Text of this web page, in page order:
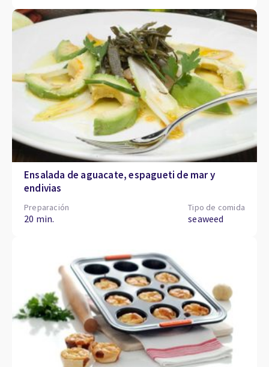
Ensalada de aguacate, espagueti de mar y
endivias
Preparación
20 min.
Tipo de comida
seaweed